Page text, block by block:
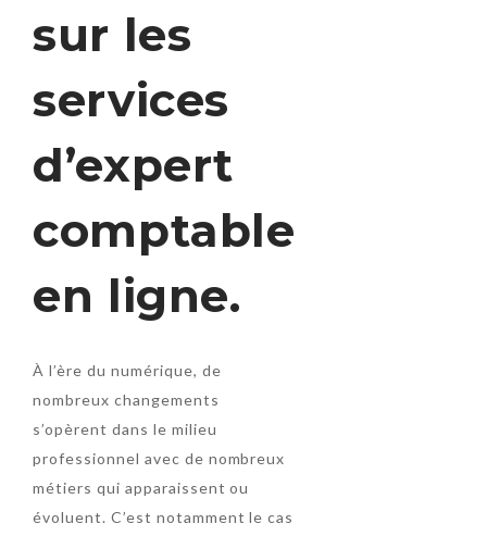
sur les
services
d’expert
comptable
en ligne.
À l’ère du numérique, de
nombreux changements
s’opèrent dans le milieu
professionnel avec de nombreux
métiers qui apparaissent ou
évoluent. C’est notamment le cas